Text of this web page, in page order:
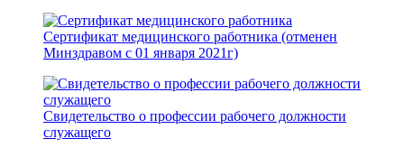
Сертификат медицинского работника (отменен
Минздравом с 01 января 2021г)
Cвидетельство о профессии рабочего должности
служащего